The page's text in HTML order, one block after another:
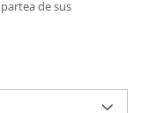
de sus